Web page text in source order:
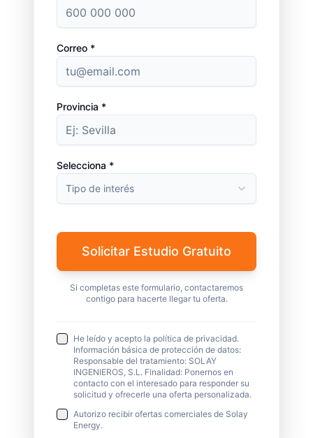
Correo *
Provincia *
Selecciona *
Tipo de interés
Solicitar Estudio Gratuito
Si completas este formulario, contactaremos
contigo para hacerte llegar tu oferta.
He leído y acepto la política de privacidad.
Información básica de protección de datos:
Responsable del tratamiento: SOLAY
INGENIEROS, S.L. Finalidad: Ponernos en
contacto con el interesado para responder su
solicitud y ofrecerle una oferta personalizada.
Autorizo recibir ofertas comerciales de Solay
Energy.